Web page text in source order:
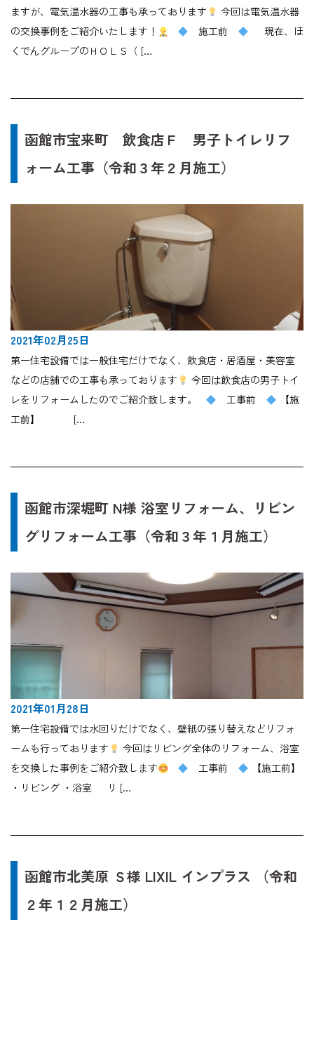
ますが、電気温水器の工事も承っております
今回は電気温水器
の交換事例をご紹介いたします！
施工前
現在、ほ
くでんグループのＨＯＬＳ（ […
函館市宝来町 飲食店Ｆ 男子トイレリフ
ォーム工事（令和３年２月施工）
2021年02月25日
第一住宅設備では一般住宅だけでなく、飲食店・居酒屋・美容室
などの店舗での工事も承っております
今回は飲食店の男子トイ
レをリフォームしたのでご紹介致します。
工事前
【施
工前】 […
函館市深堀町 N様 浴室リフォーム、リビン
グリフォーム工事（令和３年１月施工）
2021年01月28日
第一住宅設備では水回りだけでなく、壁紙の張り替えなどリフォ
ームも行っております
今回はリビング全体のリフォーム、浴室
を交換した事例をご紹介致します
工事前
【施工前】
・リビング ・浴室 リ […
函館市北美原 Ｓ様 LIXIL インプラス （令和
２年１２月施工）